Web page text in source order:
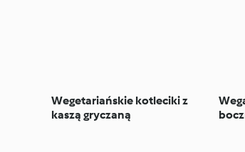
Wegetariańskie kotleciki z
kaszą gryczaną